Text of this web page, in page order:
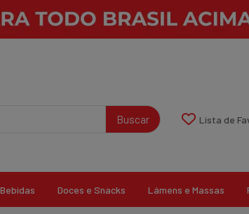
Buscar Lista de
Doces e Snacks Lámens e Massas